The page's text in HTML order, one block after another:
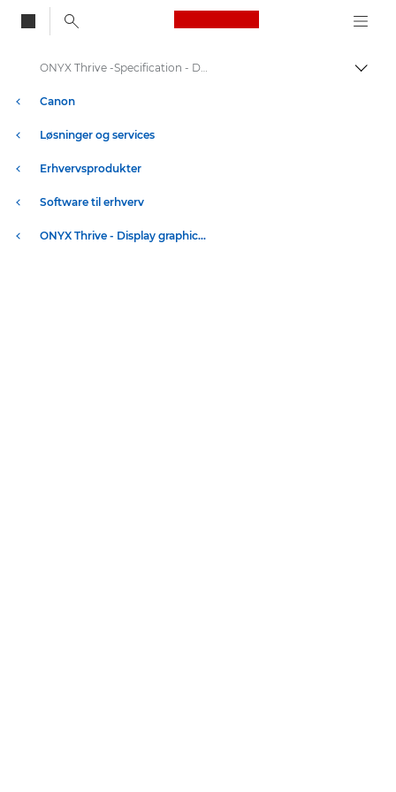
Canon Logo, back
Skift
Canon
Løsninger og services
Erhvervsprodukter
Software til erhverv
ONYX Thrive - Display graphics workflow
ONYX Thrive -Specification - Display graphics workflow